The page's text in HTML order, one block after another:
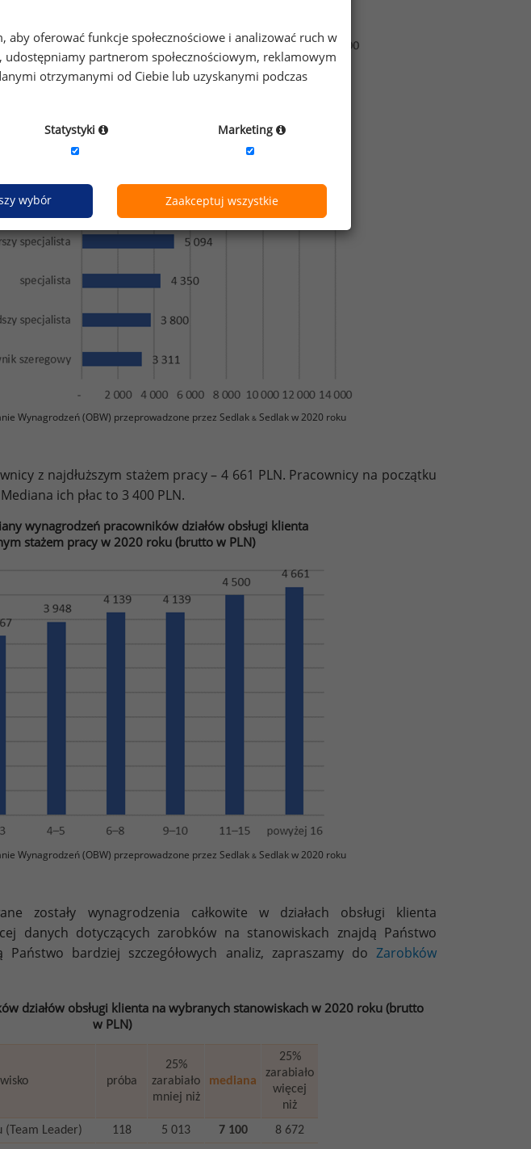
Wynagrodzeń (OBW) przeprowadzone przez Sedlak &Sedlak w 2020 roku
z najdłuższym stażem pracy – 4 661 PLN. Pracownicy na początku
ich płac to 3 400 PLN.
wynagrodzeń pracowników działów obsługi klienta
stażem pracy w 2020 roku (brutto w PLN)
Wynagrodzeń (OBW) przeprowadzone przez Sedlak &Sedlak w 2020 roku
zostały wynagrodzenia całkowite w działach obsługi klienta
danych dotyczących zarobków na stanowiskach znajdą Państwo
bardziej szczegółowych analiz, zapraszamy doZarobków
działów obsługi klienta na wybranych stanowiskach w 2020 roku (brutto
w PLN)
próba
25%
zarabiało
mniej niż
mediana
25%
zarabiało
więcej
niż
(Team Leader)
118 5 013 7 100
8 672
oferować funkcje społecznościowe i analizować ruch w
partnerom społecznościowym, reklamowym
otrzymanymi od Ciebie lub uzyskanymi podczas
Statystyki Marketing
wybór Zaakceptuj wszystkie